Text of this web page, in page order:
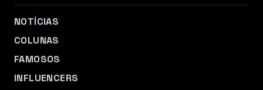
NOTÍCIAS
COLUNAS
FAMOSOS
INFLUENCERS